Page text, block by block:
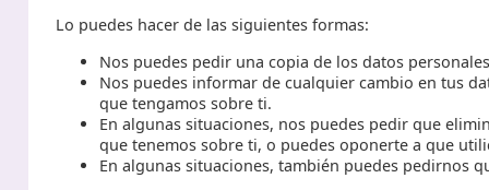
Lo puedes hacer de las siguientes formas:
Nos puedes pedir una copia de los datos
Nos puedes informar de cualquier cambio en tus
que tengamos sobre ti.
En algunas situaciones, nos puedes pedir que
que tenemos sobre ti, o puedes oponerte a que
En algunas situaciones, también puedes pedirnos